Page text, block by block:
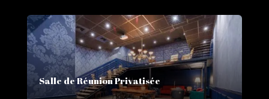
Salle de Réunion Privatisée